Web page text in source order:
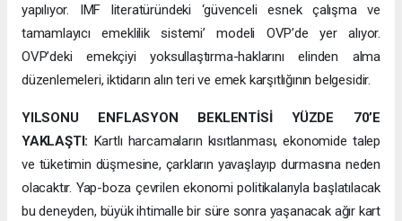
yapılıyor. IMF literatüründeki ‘güvenceli esnek çalışma ve
tamamlayıcı emeklilik sistemi’ modeli OVP’de yer alıyor.
OVP’deki emekçiyi yoksullaştırma-haklarını elinden alma
düzenlemeleri, iktidarın alın teri ve emek karşıtlığının belgesidir.
YILSONU ENFLASYON BEKLENTİSİ YÜZDE 70’E
YAKLAŞTI: Kartlı harcamaların kısıtlanması, ekonomide talep
ve tüketimin düşmesine, çarkların yavaşlayıp durmasına neden
olacaktır. Yap-boza çevrilen ekonomi politikalarıyla başlatılacak
bu deneyden, büyük ihtimalle bir süre sonra yaşanacak ağır kart